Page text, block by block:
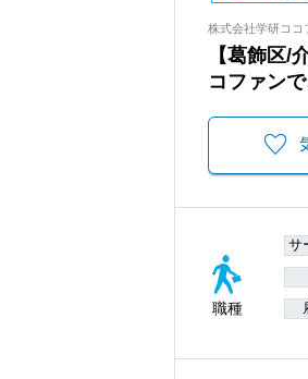
株式会社学研ココ
【葛飾区/
コファン
職種
サ